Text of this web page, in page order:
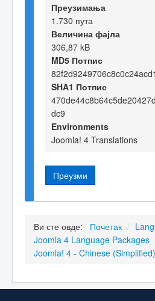
Преузимања
1.730 пута
Величина фајла
306,87 kB
MD5 Потпис
SHA1 Потпис
dc9
Environments
Joomla! 4 Translations
Преузми
Ви сте овде: Почетак /
Joomla 4 Language Packages
Joomla! 4 - Chinese (Simplified)